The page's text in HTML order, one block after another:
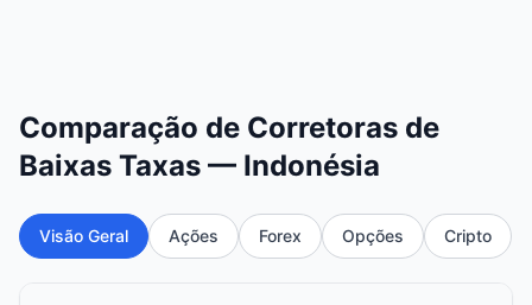
Comparação de Corretoras de
Baixas Taxas — Indonésia
Visão Geral Ações Forex Opções Cripto